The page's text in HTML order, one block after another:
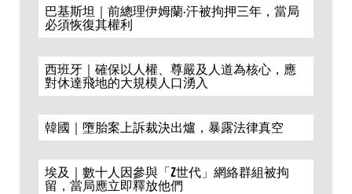
巴基斯坦｜前總理伊姆蘭·汗被拘押三年，當局
必須恢復其權利
西班牙｜確保以人權、尊嚴及人道為核心，應
對休達飛地的大規模人口湧入
韓國｜墮胎案上訴裁決出爐，暴露法律真空
埃及｜數十人因參與「Z世代」網絡群組被拘
留，當局應立即釋放他們